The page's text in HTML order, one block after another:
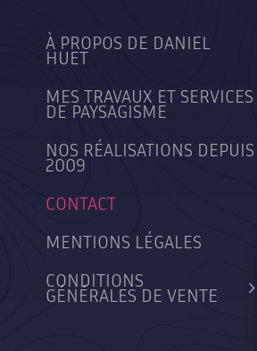
À PROPOS DE DANIEL
HUET
MES TRAVAUX ET SERVICES
DE PAYSAGISME
NOS RÉALISATIONS DEPUIS
2009
CONTACT
MENTIONS LÉGALES
CONDITIONS
GÉNÉRALES DE VENTE